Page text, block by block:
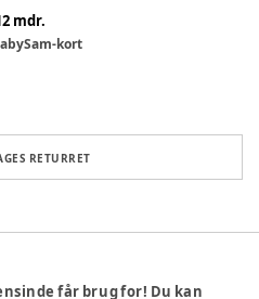
mdr.
kort
RETURRET
får brug for! Du kan